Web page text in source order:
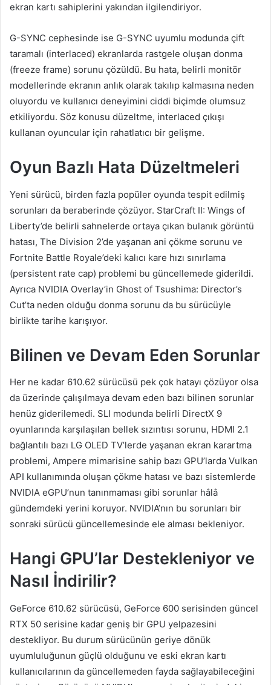
ekran kartı sahiplerini yakından ilgilendiriyor.
G-SYNC cephesinde ise G-SYNC uyumlu modunda çift
taramalı (interlaced) ekranlarda rastgele oluşan donma
(freeze frame) sorunu çözüldü. Bu hata, belirli monitör
modellerinde ekranın anlık olarak takılıp kalmasına neden
oluyordu ve kullanıcı deneyimini ciddi biçimde olumsuz
etkiliyordu. Söz konusu düzeltme, interlaced çıkışı
kullanan oyuncular için rahatlatıcı bir gelişme.
Oyun Bazlı Hata Düzeltmeleri
Yeni sürücü, birden fazla popüler oyunda tespit edilmiş
sorunları da beraberinde çözüyor. StarCraft II: Wings of
Liberty’de belirli sahnelerde ortaya çıkan bulanık görüntü
hatası, The Division 2’de yaşanan ani çökme sorunu ve
Fortnite Battle Royale’deki kalıcı kare hızı sınırlama
(persistent rate cap) problemi bu güncellemede giderildi.
Ayrıca NVIDIA Overlay’in Ghost of Tsushima: Director’s
Cut’ta neden olduğu donma sorunu da bu sürücüyle
birlikte tarihe karışıyor.
Bilinen ve Devam Eden Sorunlar
Her ne kadar 610.62 sürücüsü pek çok hatayı çözüyor olsa
da üzerinde çalışılmaya devam eden bazı bilinen sorunlar
henüz giderilemedi. SLI modunda belirli DirectX 9
oyunlarında karşılaşılan bellek sızıntısı sorunu, HDMI 2.1
bağlantılı bazı LG OLED TV’lerde yaşanan ekran karartma
problemi, Ampere mimarisine sahip bazı GPU’larda Vulkan
API kullanımında oluşan çökme hatası ve bazı sistemlerde
NVIDIA eGPU’nun tanınmaması gibi sorunlar hâlâ
gündemdeki yerini koruyor. NVIDIA’nın bu sorunları bir
sonraki sürücü güncellemesinde ele alması bekleniyor.
Hangi GPU’lar Destekleniyor ve
Nasıl İndirilir?
GeForce 610.62 sürücüsü, GeForce 600 serisinden güncel
RTX 50 serisine kadar geniş bir GPU yelpazesini
destekliyor. Bu durum sürücünün geriye dönük
uyumluluğunun güçlü olduğunu ve eski ekran kartı
kullanıcılarının da güncellemeden fayda sağlayabileceğini